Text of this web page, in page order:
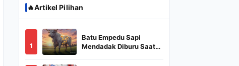
🔥Artikel Pilihan
1
Batu Empedu Sapi
Mendadak Diburu Saat